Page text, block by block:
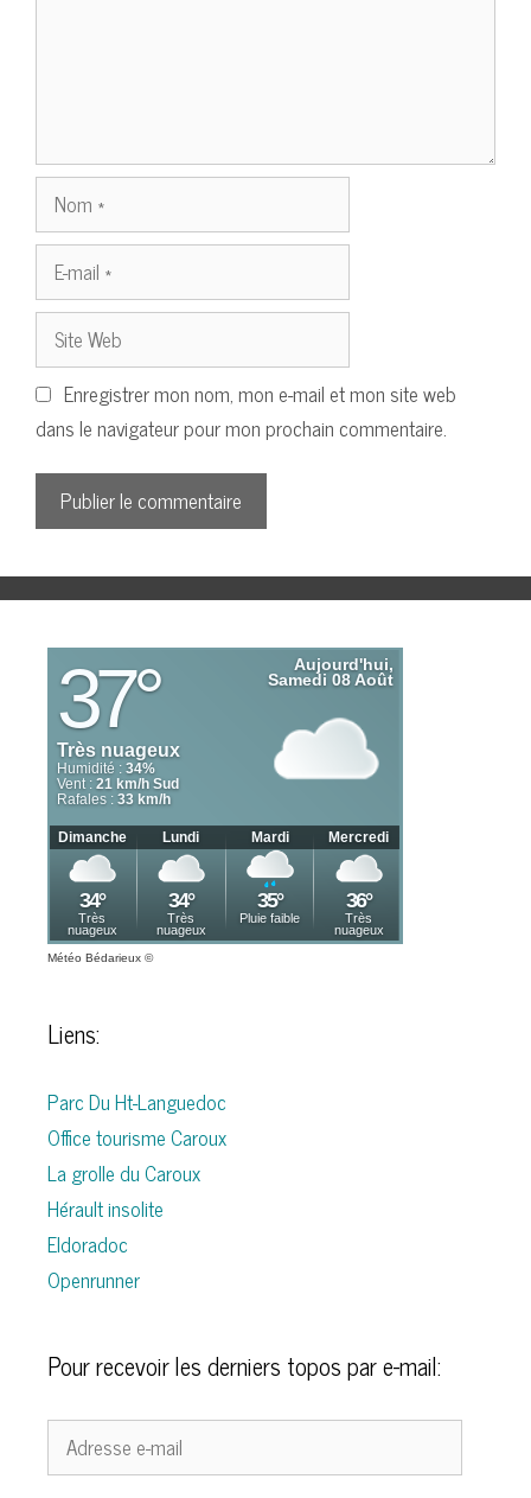
Nom
mail
Site
Web
Enregistrer mon nom, mon e-mail et mon site web
dans le navigateur pour mon prochain commentaire.
Météo Bédarieux ©
Liens:
Parc Du Ht-Languedoc
Office tourisme Caroux
La grolle du Caroux
Hérault insolite
Eldoradoc
Openrunner
Pour recevoir les derniers topos par e-mail:
Adresse